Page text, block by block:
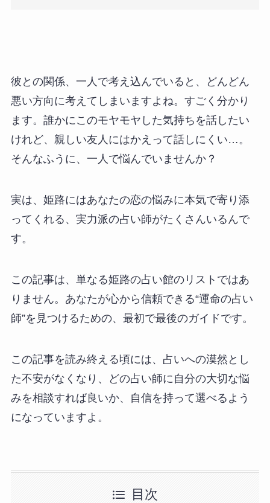
彼との関係、一人で考え込んでいると、どんどん
悪い方向に考えてしまいますよね。すごく分かり
ます。誰かにこのモヤモヤした気持ちを話したい
けれど、親しい友人にはかえって話しにくい…。
そんなふうに、一人で悩んでいませんか？
実は、姫路にはあなたの恋の悩みに本気で寄り添
ってくれる、実力派の占い師がたくさんいるんで
す。
この記事は、単なる姫路の占い館のリストではあ
りません。あなたが心から信頼できる“運命の占い
師”を見つけるための、最初で最後のガイドです。
この記事を読み終える頃には、占いへの漠然とし
た不安がなくなり、どの占い師に自分の大切な悩
みを相談すれば良いか、自信を持って選べるよう
になっていますよ。
目次